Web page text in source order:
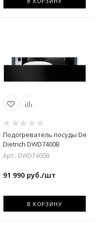
Подогреватель посуды De
Dietrich DWD7400B
Арт.: DWD7400B
91 990руб./шт
В КОРЗИНУ